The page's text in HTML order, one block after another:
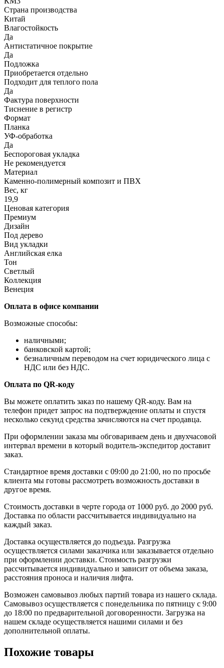
Страна производства
Китай
Влагостойкость
Да
Антистатичное покрытие
Да
Подложка
Приобретается отдельно
Подходит для теплого пола
Да
Фактура поверхности
Тиснение в регистр
Формат
Планка
УФ-обработка
Да
Беспороговая укладка
Не рекомендуется
Материал
Каменно-полимерный композит и ПВХ
Вес, кг
19,9
Ценовая категория
Премиум
Дизайн
Под дерево
Вид укладки
Английская елка
Тон
Светлый
Коллекция
Венеция
Оплата в офисе компании
Возможные способы:
наличными;
банковской картой;
безналичным переводом на счет юридического лица с
НДС или без НДС.
Оплата по QR-коду
Вы можете оплатить заказ по нашему QR-коду. Вам на
телефон придет запрос на подтверждение оплаты и спустя
несколько секунд средства зачисляются на счет продавца.
При оформлении заказа мы обговариваем день и двухчасовой
интервал времени в который водитель-экспедитор доставит
заказ.
Стандартное время доставки с 09:00 до 21:00, но по просьбе
клиента мы готовы рассмотреть возможность доставки в
другое время.
Стоимость доставки в черте города от 1000 руб. до 2000 руб.
Доставка по области рассчитывается индивидуально на
каждый заказ.
Доставка осуществляется до подъезда. Разгрузка
осуществляется силами заказчика или заказывается отдельно
при оформлении доставки. Стоимость разгрузки
рассчитывается индивидуально и зависит от объема заказа,
расстояния проноса и наличия лифта.
Возможен самовывоз любых партий товара из нашего склада.
Самовывоз осуществляется с понедельника по пятницу с 9:00
до 18:00 по предварительной договоренности. Загрузка на
нашем складе осуществляется нашими силами и без
дополнительной оплаты.
Похожие товары